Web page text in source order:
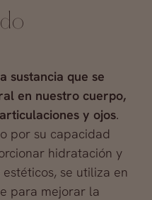
sustancia que se
en nuestro cuerpo,
y ojos.
por su capacidad
hidratación y
se utiliza en
para mejorar la